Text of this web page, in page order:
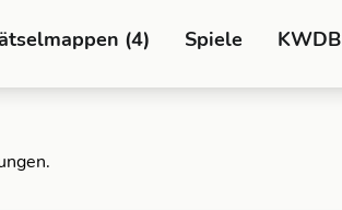
(4) Spiele KWDB